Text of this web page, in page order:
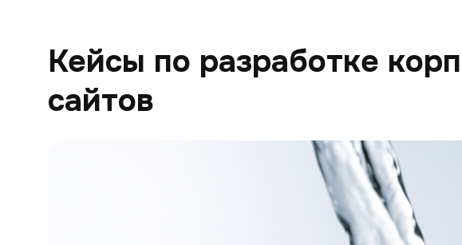
Кейсы по разработке
сайтов